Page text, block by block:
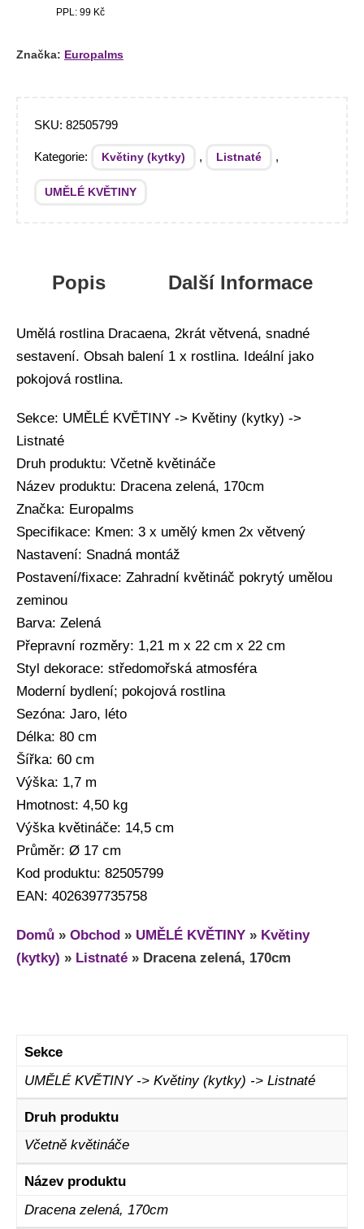
PPL: 99 Kč
Značka: Europalms
SKU: 82505799
Kategorie: Květiny (kytky) , Listnaté ,
UMĚLÉ KVĚTINY
Popis Další Informace
Umělá rostlina Dracaena, 2krát větvená, snadné
sestavení. Obsah balení 1 x rostlina. Ideální jako
pokojová rostlina.
Sekce: UMĚLÉ KVĚTINY -> Květiny (kytky) ->
Listnaté
Druh produktu: Včetně květináče
Název produktu: Dracena zelená, 170cm
Značka: Europalms
Specifikace: Kmen: 3 x umělý kmen 2x větvený
Nastavení: Snadná montáž
Postavení/fixace: Zahradní květináč pokrytý umělou
zeminou
Barva: Zelená
Přepravní rozměry: 1,21 m x 22 cm x 22 cm
Styl dekorace: středomořská atmosféra
Moderní bydlení; pokojová rostlina
Sezóna: Jaro, léto
Délka: 80 cm
Šířka: 60 cm
Výška: 1,7 m
Hmotnost: 4,50 kg
Výška květináče: 14,5 cm
Průměr: Ø 17 cm
Kod produktu: 82505799
EAN: 4026397735758
Domů » Obchod » UMĚLÉ KVĚTINY » Květiny
(kytky) » Listnaté » Dracena zelená, 170cm
Sekce
UMĚLÉ KVĚTINY -> Květiny (kytky) -> Listnaté
Druh produktu
Včetně květináče
Název produktu
Dracena zelená, 170cm